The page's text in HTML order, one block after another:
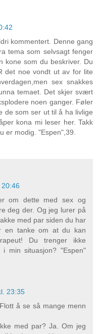
kommentert. Denne gang
tema som selvsagt fenger
kone som du beskriver. Du
det noe vondt ut av for lite
sex snakkes
temaet. Det skjer svært
noen ganger. Føler
de som ser ut til å ha livlige
kona mi leser her. Takk
er modig. "Espen",39.
om dette med sex og
deg der. Og jeg lurer på
med par siden du har
en tanke om at du kan
Du trenger ikke
min situasjon? "Espen"
23:35
å se så mange menn
med par? Ja. Om jeg